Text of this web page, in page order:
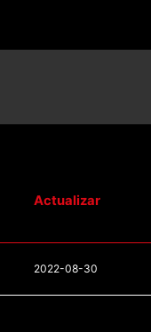
Actualizar
2022-08-30